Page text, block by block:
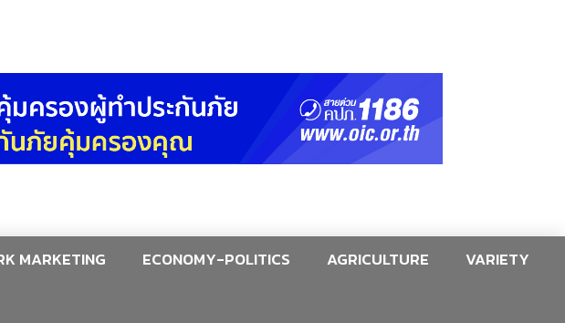
MARKETING ECONOMY-POLITICS AGRICULTURE
VARIETY